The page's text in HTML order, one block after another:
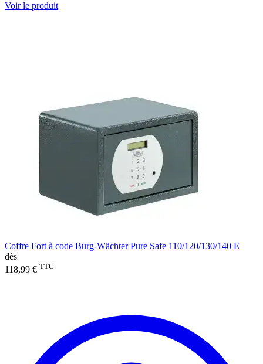
Voir le produit
Coffre Fort à code Burg-Wächter Pure Safe 110/120/130/140 E
dès
118,99 € TTC